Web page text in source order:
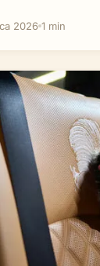
2026 1 min